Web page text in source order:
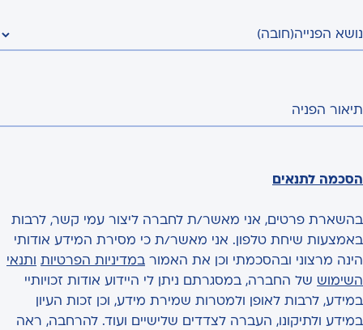
נושא הפנייה(חובה)
תיאור הפניה
הסכמה לתנאים
בהשארת פרטים, אני מאשר/ת לחברה ליצור עמי קשר, לרבות
באמצעות שיחת טלפון. אני מאשר/ת כי מסירת המידע אודותי
הינה מרצוני ובהסכמתי וכן את האמור במדיניות הפרטיות
ותנאי
השימוש של החברה, במסגרתם ניתן לי היידוע אודות זכויותיי
במידע, לרבות לאופן ולמטרות שמירת מידע, וכן זכות העיון
במידע ולתיקונו, העברה לצדדים שלישיים ועוד. להרחבה, ראה